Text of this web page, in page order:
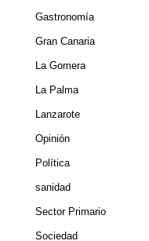
Gastronomía
Gran Canaria
La Gomera
La Palma
Lanzarote
Opinión
Política
sanidad
Sector Primario
Sociedad